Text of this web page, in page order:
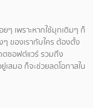
ๆ เพราะหากใช้มุกเดิมๆ ก็
ของเรากับใคร ต้องตั้ง
ตซอฟต์แวร์ รวมถึง
เสมอ ก็จะช่วยลดโอกาสใน